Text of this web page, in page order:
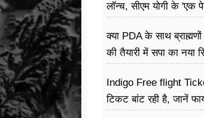
लॉन्च, सीएम योगी के 'एक
क्या PDA के साथ
की तैयारी में सपा का नया
Indigo Free flight
टिकट बांट रही है, जानें